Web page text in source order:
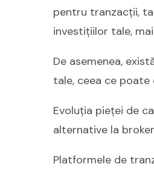
pentru tranzacții,
investițiilor tale,
De asemenea,
tale, ceea ce
Evoluția pieței de
alternative la
Platformele de